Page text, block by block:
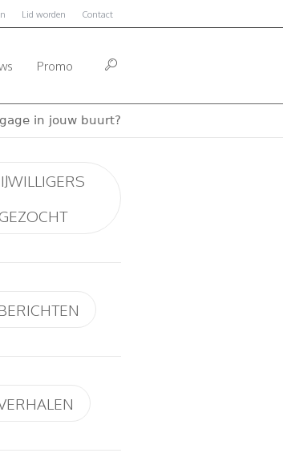
Lid worden Contact
Promo
in jouw buurt?